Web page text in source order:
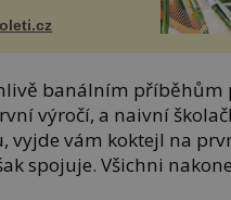
banálním příběhům
výročí, a naivní
vyjde vám koktejl na
spojuje. Všichni